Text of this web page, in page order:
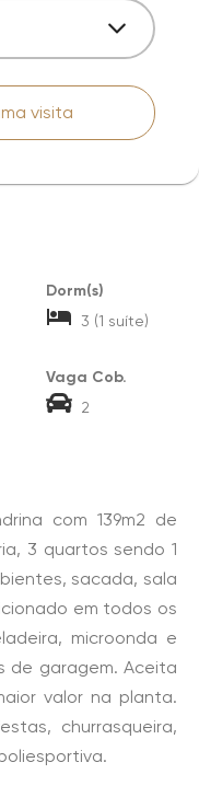
visita
Dorm(s)
3 (1 suíte)
Vaga Cob.
2
com 139m2 de
3 quartos sendo 1
sacada, sala
em todos os
microonda e
de garagem. Aceita
valor na planta.
churrasqueira,